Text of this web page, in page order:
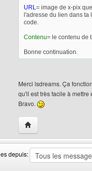
URL= image de x-pix
l'adresse du lien dans
code.
Contenu= le contenu de
Bonne continuation.
Merci lsdreams. Ça
qu'il est très facile à
Bravo.
Visiter le site web
depuis: